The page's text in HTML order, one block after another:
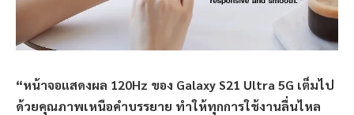
“หน้าจอแสดงผล 120Hz ของ Galaxy S21 Ultra 5G เต็มไป
ด้วยคุณภาพเหนือคำบรรยาย ทำให้ทุกการใช้งานลื่นไหล